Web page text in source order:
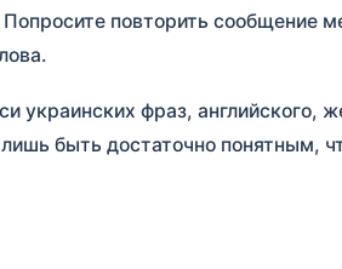
повторить сообщение
фраз, английского,
быть достаточно понятным,